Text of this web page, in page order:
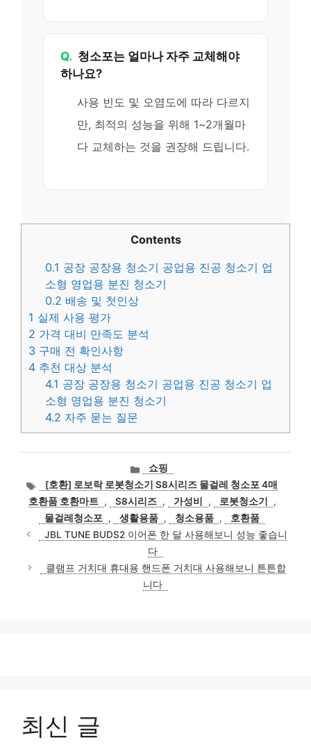
Q. 청소포는 얼마나 자주 교체해야
하나요?
사용 빈도 및 오염도에 따라 다르지
만, 최적의 성능을 위해 1~2개월마
다 교체하는 것을 권장해 드립니다.
Contents
0.1 공장 공장용 청소기 공업용 진공 청소기 업
소형 영업용 분진 청소기
0.2 배송 및 첫인상
1 실제 사용 평가
2 가격 대비 만족도 분석
3 구매 전 확인사항
4 추천 대상 분석
4.1 공장 공장용 청소기 공업용 진공 청소기 업
소형 영업용 분진 청소기
4.2 자주 묻는 질문
카
테
고
리
쇼핑
태
그
[호환] 로보락 로봇청소기 S8시리즈 물걸레 청소포 4매
호환품 호환마트 , S8시리즈 , 가성비 , 로봇청소기
,
물걸레청소포
, 생활용품 , 청소용품 ,
호환품
JBL TUNE BUDS2 이어폰 한 달 사용해보니 성능 좋습니
다
클램프 거치대 휴대용 핸드폰 거치대 사용해보니 튼튼합
니다
최신 글